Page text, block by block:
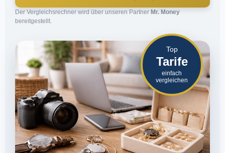
Der Vergleichsrechner wird über unseren Partner Mr. Money
bereitgestellt.
Top
Tarife
einfach
vergleichen